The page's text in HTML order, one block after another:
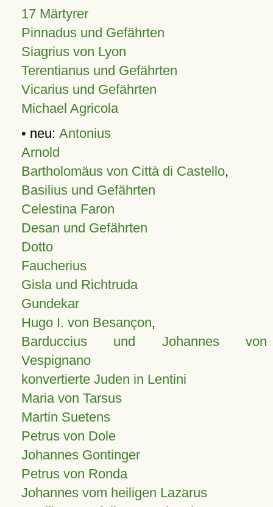
17 Märtyrer
Pinnadus und Gefährten
Siagrius von Lyon
Terentianus und Gefährten
Vicarius und Gefährten
Michael Agricola
• neu: Antonius
Arnold
Bartholomäus von Città di Castello,
Basilius und Gefährten
Celestina Faron
Desan und Gefährten
Dotto
Faucherius
Gisla und Richtruda
Gundekar
Hugo I. von Besançon,
Barduccius und Johannes von
Vespignano
konvertierte Juden in Lentini
Maria von Tarsus
Martin Suetens
Petrus von Dole
Johannes Gontinger
Petrus von Ronda
Johannes vom heiligen Lazarus